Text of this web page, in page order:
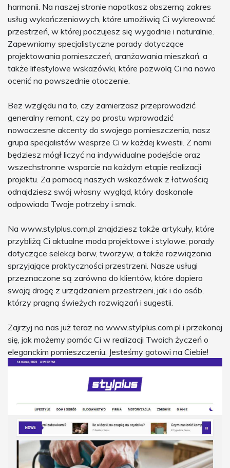
harmonii. Na naszej stronie napotkasz obszerną zakres
usług wykończeniowych, które umożliwią Ci wykreować
przestrzeń, w której poczujesz się wygodnie i naturalnie.
Zapewniamy specjalistyczne porady dotyczące
projektowania pomieszczeń, aranżowania mieszkań, a
także lifestylowe wskazówki, które pozwolą Ci na nowo
ocenić na powszednie otoczenie.
Bez względu na to, czy zamierzasz przeprowadzić
generalny remont, czy po prostu wprowadzić
nowoczesne akcenty do swojego pomieszczenia, nasz
grupa specjalistów wesprze Ci w każdej kwestii. Z nami
będziesz mógł liczyć na indywidualne podejście oraz
wszechstronne wsparcie na każdym etapie realizacji
projektu. Za pomocą naszych wskazówek z łatwością
odnajdziesz swój własny wygląd, który doskonale
odpowiada Twoje potrzeby i smak.
Na www.stylplus.com.pl znajdziesz także artykuły, które
przybliżą Ci aktualne moda projektowe i stylowe, porady
dotyczące selekcji barw, tworzyw, a także rozwiązania
sprzyjające praktyczności przestrzeni. Nasze usługi
przeznaczone są zarówno do klientów, które dopiero
swoją drogę z urządzaniem przestrzeni, jak i do osób,
którzy pragną świeżych rozwiązań i sugestii.
Zajrzyj na nas już teraz na www.stylplus.com.pl i przekonaj
się, jak możemy pomóc Ci w realizacji Twoich życzeń o
eleganckim pomieszczeniu. Jesteśmy gotowi na Ciebie!